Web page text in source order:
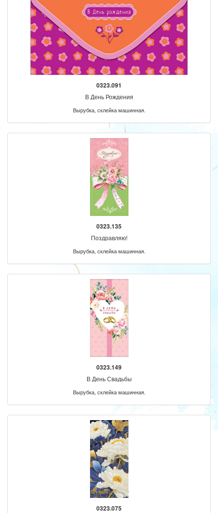
0323.091
В День Рождения
Вырубка, склейка машинная.
0323.135
Поздравляю!
Вырубка, склейка машинная.
0323.149
В День Свадьбы
Вырубка, склейка машинная.
0323.075